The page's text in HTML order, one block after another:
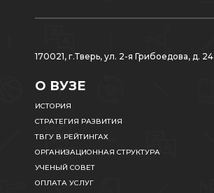
170021, г.Тверь, ул. 2-я Грибоедова, д. 24
О ВУЗЕ
ИСТОРИЯ
СТРАТЕГИЯ РАЗВИТИЯ
ТВГУ В РЕЙТИНГАХ
ОРГАНИЗАЦИОННАЯ СТРУКТУРА
УЧЕНЫЙ СОВЕТ
ОПЛАТА УСЛУГ